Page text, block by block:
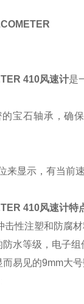
410风速计是
宝石轴承，确
来显示，有当前
410风速计特
击性注塑和防腐
防水等级，电子
易见的9mm大